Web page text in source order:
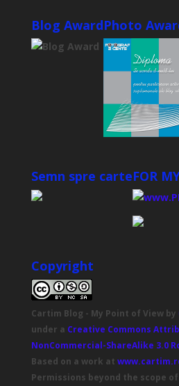
Blog AwardPhoto
Semn spre carteFOR
Copyright
Cartim Blog - My Point of Viewby
under a Creative Commons
NonCommercial-ShareAlike 3.0
Based on a work at
Permissions beyond the scope